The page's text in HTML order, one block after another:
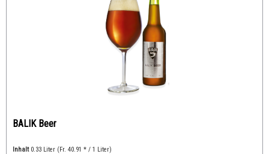
BALIK Beer
Inhalt 0.33 Liter (Fr. 40.91 * / 1 Liter)